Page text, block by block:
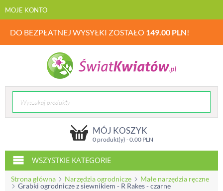
MOJE KONTO
DO BEZPŁATNEJ WYSYŁKI ZOSTAŁO 149.00 PLN!
MÓJ KOSZYK
0 produkt(y) -0.00PLN
WSZYSTKIE KATEGORIE
Strona główna Narzędzia ogrodnicze
Małe narzędzia ręczne
Grabki ogrodnicze z siewnikiem - R Rakes - czarne